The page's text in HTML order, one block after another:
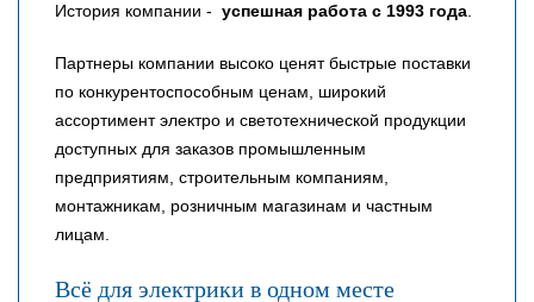
История компании - успешная работа с 1993 года.
Партнеры компании высоко ценят быстрые поставки
по конкурентоспособным ценам, широкий
ассортимент электро и светотехнической продукции
доступных для заказов промышленным
предприятиям, строительным компаниям,
монтажникам, розничным магазинам и частным
лицам.
Всё для электрики в одном месте